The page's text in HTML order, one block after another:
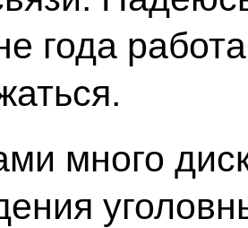
года
много